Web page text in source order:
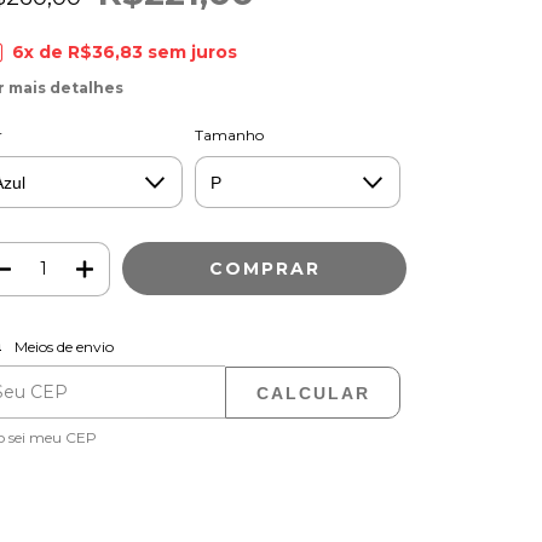
6x de R$36,83sem juros
mais detalhes
Tamanho
para o CEP:
Meios de envio
CALCULAR
sei meu CEP